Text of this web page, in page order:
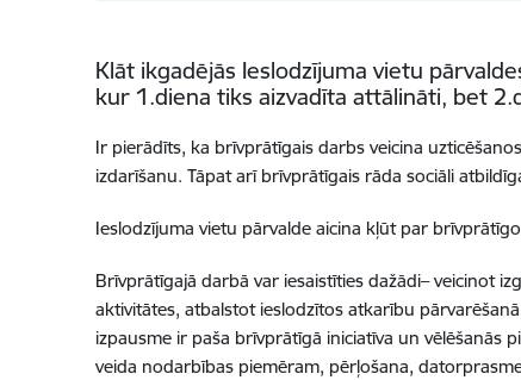
Klāt ikgadējās Ieslodzījuma vietu
kur 1.diena tiks aizvadīta attālināti, bet
Ir pierādīts, ka brīvprātīgais darbs veicina
izdarīšanu. Tāpat arī brīvprātīgais rāda sociāli
Ieslodzījuma vietu pārvalde aicina kļūt par
Brīvprātīgajā darbā var iesaistīties dažādi– veicinot
aktivitātes, atbalstot ieslodzītos atkarību
izpausme ir paša brīvprātīgā iniciatīva un vēlēšanās
veida nodarbības piemēram, pērļošana,